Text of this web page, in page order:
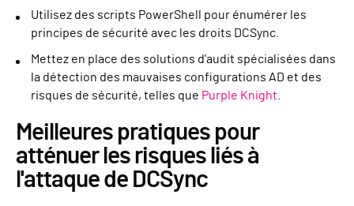
Utilisez des scripts PowerShell pour énumérer les
principes de sécurité avec les droits DCSync.
Mettez en place des solutions d'audit spécialisées dans
la détection des mauvaises configurations AD et des
risques de sécurité, telles que Purple Knight
Meilleures pratiques pour
atténuer les risques liés à
l'attaque de DCSync